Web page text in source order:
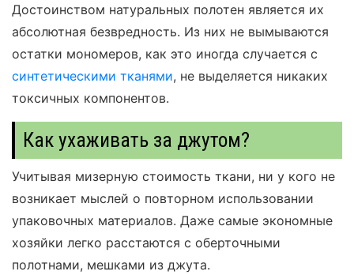
Достоинством натуральных полотен является их
абсолютная безвредность. Из них не вымываются
остатки мономеров, как это иногда случается с
синтетическими тканями, не выделяется никаких
токсичных компонентов.
Как ухаживать за джутом?
Учитывая мизерную стоимость ткани, ни у кого не
возникает мыслей о повторном использовании
упаковочных материалов. Даже самые экономные
хозяйки легко расстаются с оберточными
полотнами, мешками из джута.